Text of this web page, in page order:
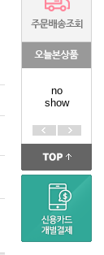
no
show